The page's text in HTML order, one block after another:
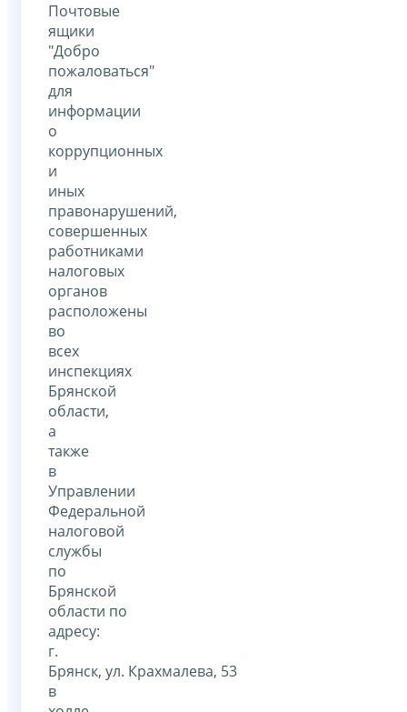
Почтовые
ящики
"Добро
пожаловаться"
для
информации
о
коррупционных
и
иных
правонарушений,
совершенных
работниками
налоговых
органов
расположены
во
всех
инспекциях
Брянской
области,
а
также
в
Управлении
Федеральной
налоговой
службы
по
Брянской
области по
адресу:
г.
Брянск, ул. Крахмалева, 53
в